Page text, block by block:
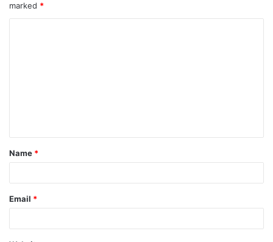
marked *
t
*
Name *
Email *